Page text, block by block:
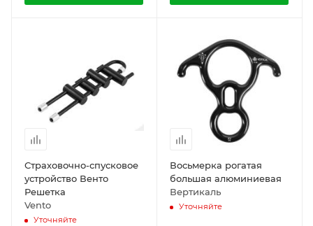
Страховочно-спусковое
устройство Венто
Решетка
Vento
Уточняйте
Восьмерка рогатая
большая алюминиевая
Вертикаль
Уточняйте